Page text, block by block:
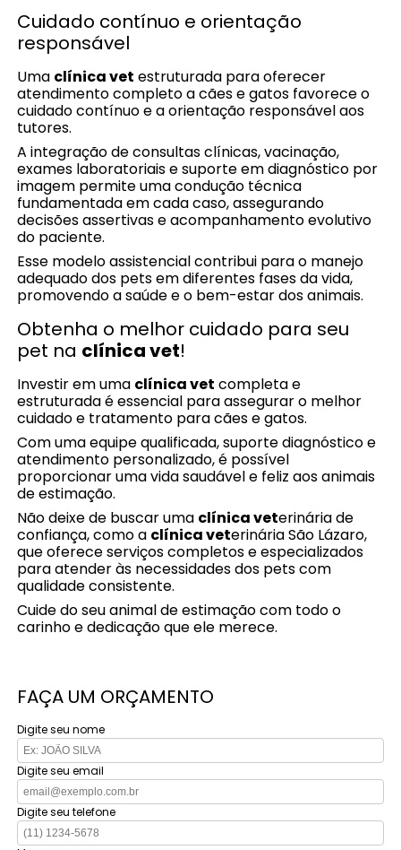
Cuidado contínuo e orientação
responsável
Uma clínica vet estruturada para oferecer
atendimento completo a cães e gatos favorece o
cuidado contínuo e a orientação responsável aos
tutores.
A integração de consultas clínicas, vacinação,
exames laboratoriais e suporte em diagnóstico por
imagem permite uma condução técnica
fundamentada em cada caso, assegurando
decisões assertivas e acompanhamento evolutivo
do paciente.
Esse modelo assistencial contribui para o manejo
adequado dos pets em diferentes fases da vida,
promovendo a saúde e o bem-estar dos animais.
Obtenha o melhor cuidado para seu
pet na clínica vet!
Investir em uma clínica vet completa e
estruturada é essencial para assegurar o melhor
cuidado e tratamento para cães e gatos.
Com uma equipe qualificada, suporte diagnóstico e
atendimento personalizado, é possível
proporcionar uma vida saudável e feliz aos animais
de estimação.
Não deixe de buscar uma clínica veterinária de
confiança, como a clínica veterinária São Lázaro,
que oferece serviços completos e especializados
para atender às necessidades dos pets com
qualidade consistente.
Cuide do seu animal de estimação com todo o
carinho e dedicação que ele merece.
FAÇA UM ORÇAMENTO
Digite seu nome
Digite seu email
Digite seu telefone